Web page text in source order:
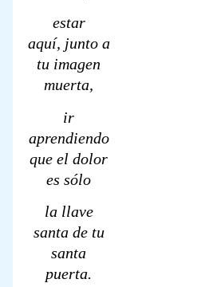
estar
aquí, junto a
tu imagen
muerta,
ir
aprendiendo
que el dolor
es sólo
la llave
santa de tu
santa
puerta.